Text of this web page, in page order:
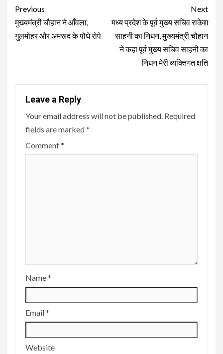
Continue
Reading
Previous
मुख्यमंत्री चौहान ने आँवला,
गुलमोहर और अमरूद के पौधे रोपे
Next
मध्‍य प्रदेश के पूर्व मुख्‍य सचिव राकेश
साहनी का निधन, मुख्यमंत्री चौहान
ने कहा पूर्व मुख्य सचिव साहनी का
निधन मेरी व्यक्तिगत क्षति
Leave a Reply
Your email address will not be published. Required
fields are marked*
Comment*
Name*
Email*
Website